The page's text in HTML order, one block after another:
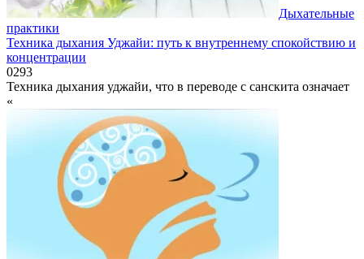
Дыхательные
практики
Техника дыхания Уджайи: путь к внутреннему спокойствию и
концентрации
0293
Техника дыхания уджайи, что в переводе с санскита означает
«